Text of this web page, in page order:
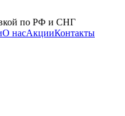
по РФ и СНГ
О насАкцииКонтакты